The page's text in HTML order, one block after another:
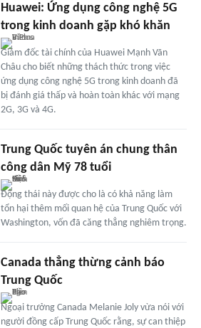
Huawei: Ứng dụng công nghệ 5G
trong kinh doanh gặp khó khăn
Giám đốc tài chính của Huawei Mạnh Vãn
Châu cho biết những thách thức trong việc
ứng dụng công nghệ 5G trong kinh doanh đã
bị đánh giá thấp và hoàn toàn khác với mạng
2G, 3G và 4G.
Trung Quốc tuyên án chung thân
công dân Mỹ 78 tuổi
Động thái này được cho là có khả năng làm
tổn hại thêm mối quan hệ của Trung Quốc với
Washington, vốn đã căng thẳng nghiêm trọng.
Canada thẳng thừng cảnh báo
Trung Quốc
Ngoại trưởng Canada Melanie Joly vừa nói với
người đồng cấp Trung Quốc rằng, sự can thiệp